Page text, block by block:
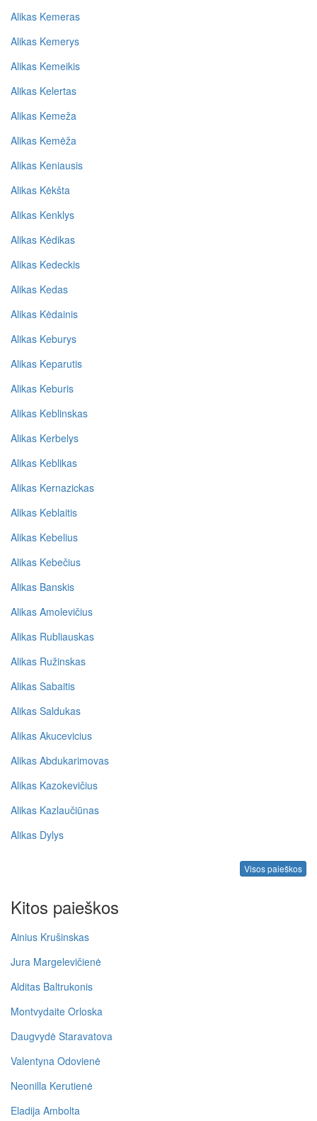
Alikas Kemeras
Alikas Kemerys
Alikas Kemeikis
Alikas Kelertas
Alikas Kemeža
Alikas Kemėža
Alikas Keniausis
Alikas Kėkšta
Alikas Kenklys
Alikas Kėdikas
Alikas Kedeckis
Alikas Kedas
Alikas Kėdainis
Alikas Keburys
Alikas Keparutis
Alikas Keburis
Alikas Keblinskas
Alikas Kerbelys
Alikas Keblikas
Alikas Kernazickas
Alikas Keblaitis
Alikas Kebelius
Alikas Kebečius
Alikas Banskis
Alikas Amolevičius
Alikas Rubliauskas
Alikas Ružinskas
Alikas Sabaitis
Alikas Saldukas
Alikas Akucevicius
Alikas Abdukarimovas
Alikas Kazokevičius
Alikas Kazlaučiūnas
Alikas Dylys
Visos paieškos
Kitos paieškos
Ainius Krušinskas
Jura Margelevičienė
Alditas Baltrukonis
Montvydaite Orloska
Daugvydė Staravatova
Valentyna Odovienė
Neonilla Kerutienė
Eladija Ambolta